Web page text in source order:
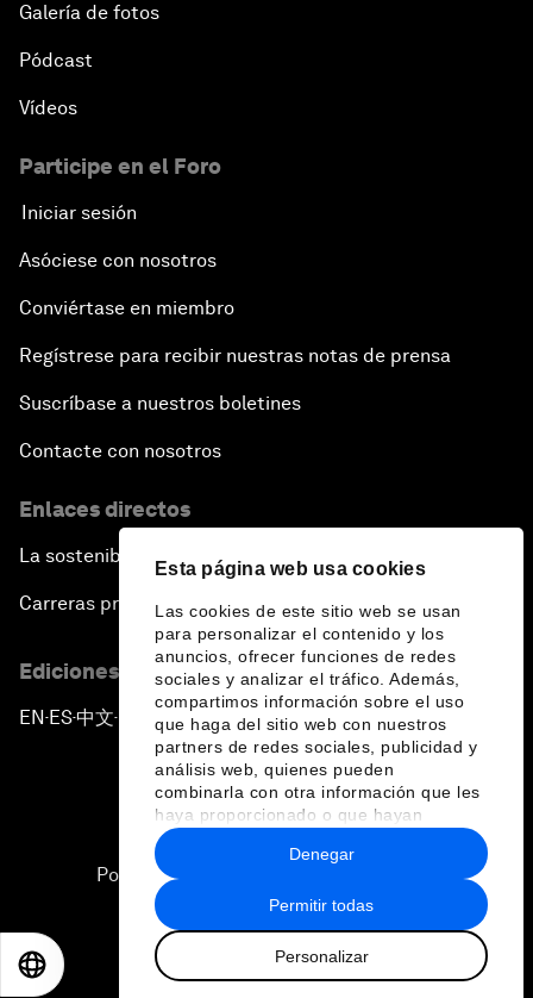
Esta página web usa cookies
Las cookies de este sitio web se usan
para personalizar el contenido y los
anuncios, ofrecer funciones de redes
sociales y analizar el tráfico. Además,
compartimos información sobre el uso
que haga del sitio web con nuestros
partners de redes sociales, publicidad y
análisis web, quienes pueden
combinarla con otra información que les
haya proporcionado o que hayan
recopilado a partir del uso que haya
hecho de sus servicios.
Permitir todas
Personalizar
Denegar
Galería de fotos
Pódcast
Vídeos
Participe en el Foro
Iniciar sesión
Asóciese con nosotros
Conviértase en miembro
Regístrese para recibir nuestras notas de prensa
Suscríbase a nuestros boletines
Contacte con nosotros
Enlaces directos
La sostenibilidad en el Foro
Carreras profesionales
Ediciones en otros idiomas
EN ▪ES▪中文▪ 日本語
Política de privacidad y normas de uso
Sitemap
2026 Foro Económico Mundial